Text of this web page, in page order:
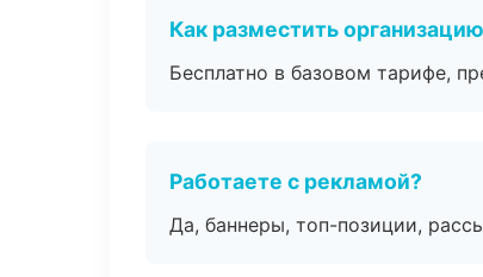
Как разместить
Бесплатно в базовом тарифе,
Работаете с рекламой?
Да, баннеры, топ-позиции,